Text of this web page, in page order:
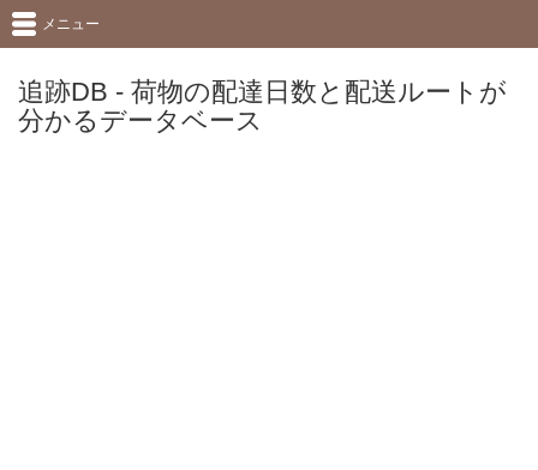
追跡DB - 荷物の配達日数と配送ルートが
分かるデータベース
メニュー